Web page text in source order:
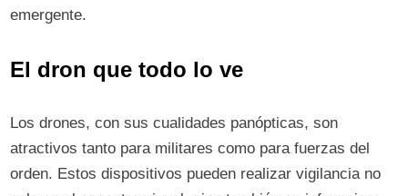
emergente.
El dron que todo lo ve
Los drones, con sus cualidades panópticas, son
atractivos tanto para militares como para fuerzas del
orden. Estos dispositivos pueden realizar vigilancia no